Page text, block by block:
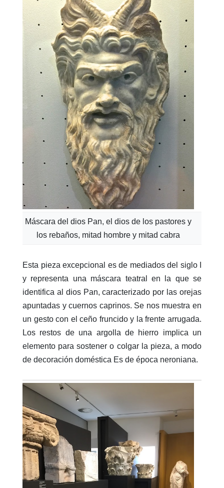
Máscara del dios Pan, el dios de los pastores y
los rebaños, mitad hombre y mitad cabra
Esta pieza excepcional es de mediados del siglo I
y representa una máscara teatral en la que se
identifica al dios Pan, caracterizado por las orejas
apuntadas y cuernos caprinos. Se nos muestra en
un gesto con el ceño fruncido y la frente arrugada.
Los restos de una argolla de hierro implica un
elemento para sostener o colgar la pieza, a modo
de decoración doméstica Es de época neroniana.